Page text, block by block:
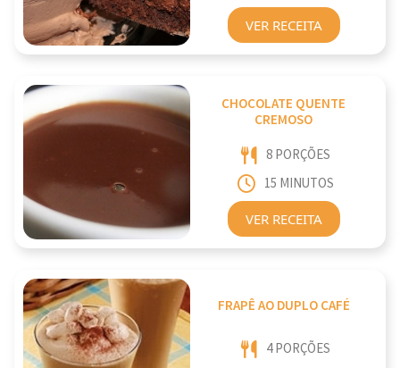
VER RECEITA
CHOCOLATE QUENTE
CREMOSO
8 PORÇÕES
15 MINUTOS
VER RECEITA
FRAPÊ AO DUPLO CAFÉ
4 PORÇÕES